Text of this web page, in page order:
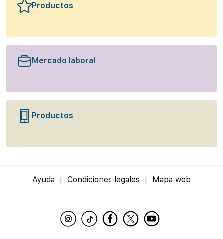
Productos
Mercado laboral
Productos
Ayuda Condiciones legales Mapa web